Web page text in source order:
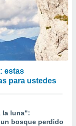
estas
para ustedes
la luna":
bosque perdido